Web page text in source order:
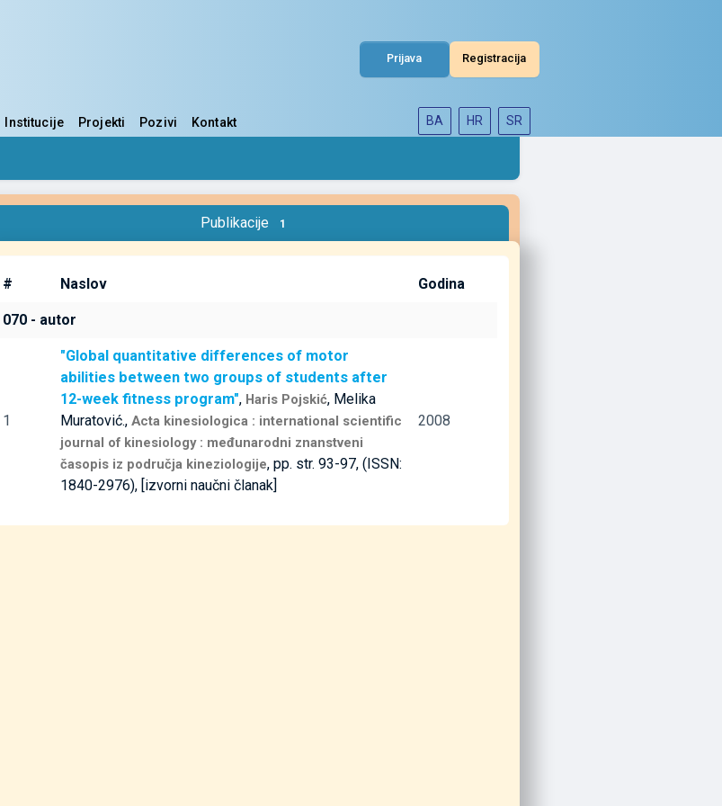
Prijava Registracija
Institucije Projekti Pozivi Kontakt BA HR SR
Publikacije 1
# Naslov Godina
070 - autor
1
"Global quantitative differences of motor
abilities between two groups of students after
12-week fitness program", Haris Pojskić, Melika
Muratović.,Acta kinesiologica : international scientific
journal of kinesiology : međunarodni znanstveni
časopis iz područja kineziologije, pp. str. 93-97, (ISSN:
1840-2976), [izvorni naučni članak]
2008